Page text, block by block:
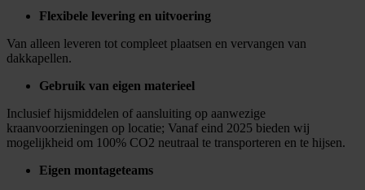
Flexibele levering en uitvoering
Van alleen leveren tot compleet plaatsen en vervangen van
dakkapellen.
Gebruik van eigen materieel
Inclusief hijsmiddelen of aansluiting op aanwezige
kraanvoorzieningen op locatie; Vanaf eind 2025 bieden wij
mogelijkheid om 100% CO2 neutraal te transporteren en te hijsen.
Eigen montageteams